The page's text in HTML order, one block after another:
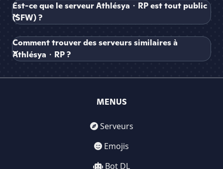
Est-ce que le serveur Athlésya・RP est tout public
(SFW) ?
Comment trouver des serveurs similaires à
Athlésya・RP ?
MENUS
Serveurs
Emojis
Bot DL